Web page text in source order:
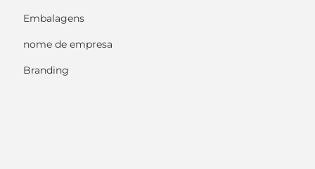
Embalagens
nome de empresa
Branding